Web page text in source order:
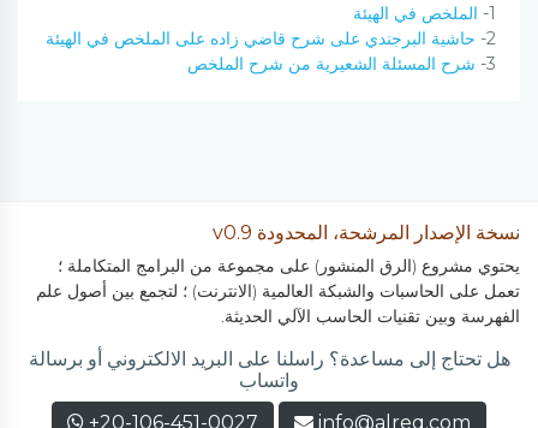
1- الملخص في الهيئة
2- حاشية البرجندي على شرح قاضي زاده على الملخص في الهيئة
3- شرح المسئلة الشعيرية من شرح الملخص
نسخة الإصدار المرشحة، المحدودة v0.9
يحتوي مشروع (الرق المنشور) على مجموعة من البرامج المتكاملة ؛
تعمل على الحاسبات والشبكة العالمية (الانترنت) ؛ لتجمع بين أصول علم
الفهرسة وبين تقنيات الحاسب الآلي الحديثة.
هل تحتاج إلى مساعدة؟ راسلنا على البريد الالكتروني أو برسالة
واتساب
info@alreq.com
+20-106-451-0027